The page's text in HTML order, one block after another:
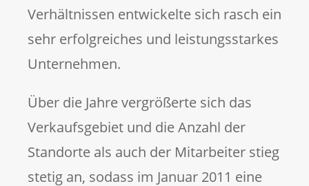
Verhältnissen entwickelte sich rasch ein
sehr erfolgreiches und leistungsstarkes
Unternehmen.
Über die Jahre vergrößerte sich das
Verkaufsgebiet und die Anzahl der
Standorte als auch der Mitarbeiter stieg
stetig an, sodass im Januar 2011 eine